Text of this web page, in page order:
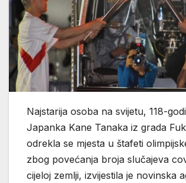
Najstarija osoba na svijetu, 118-
Japanka Kane Tanaka iz grada
odrekla se mjesta u štafeti
zbog povećanja broja slučajeva
cijeloj zemlji, izvijestila je novinska